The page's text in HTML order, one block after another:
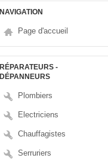
NAVIGATION
Page d'accueil
RÉPARATEURS -
DÉPANNEURS
Plombiers
Electriciens
Chauffagistes
Serruriers